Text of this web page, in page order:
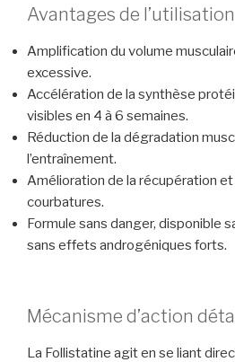
Avantages de
Amplification du volume
excessive.
Accélération de la synthèse
visibles en 4 à 6 semaines.
Réduction de la dégradation
l’entraînement.
Amélioration de la récupération
courbatures.
Formule sans danger, disponible
sans effets androgéniques forts.
Mécanisme d’action
La Follistatine agit en se liant